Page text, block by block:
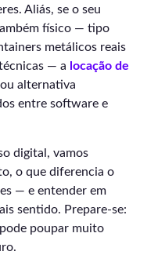
Aliás, se o seu
físico — tipo
metálicos reais
— a locação de
alternativa
entre software e
digital, vamos
o que diferencia o
— e entender em
sentido. Prepare-se:
poupar muito